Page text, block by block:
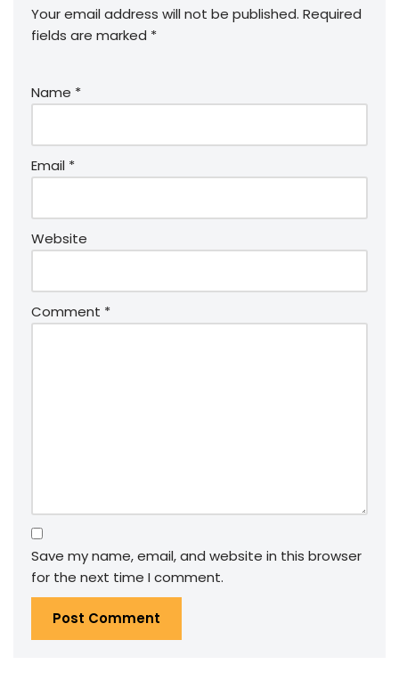
Your email address will not be published. Required
fields are marked *
Name *
Email *
Website
Comment *
Save my name, email, and website in this browser
for the next time I comment.